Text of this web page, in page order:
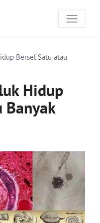
Bersel Satu atau
Hidup
Banyak